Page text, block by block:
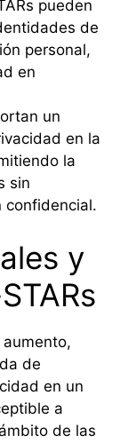
pueden
de
personal,
en
un
en la
la
sin
confidencial.
y
de
en un
a
de las